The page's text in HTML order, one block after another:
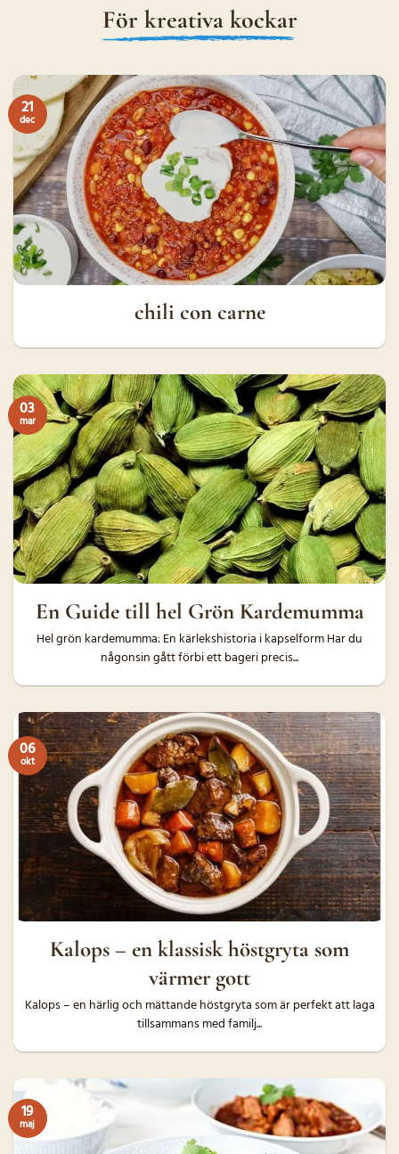
För kreativa kockar
chili con carne
21
dec
En Guide till hel Grön Kardemumma
Hel grön kardemumma: En kärlekshistoria i kapselform Har du
någonsin gått förbi ett bageri precis...
03
mar
Kalops – en klassisk höstgryta som
värmer gott
Kalops – en härlig och mättande höstgryta som är perfekt att laga
tillsammans med familj...
06
okt
19
maj